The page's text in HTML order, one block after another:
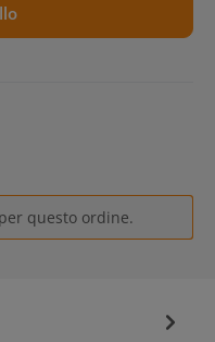
questo ordine.